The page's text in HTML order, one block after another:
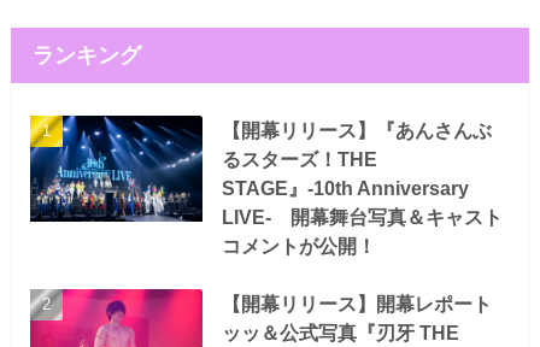
ランキング
【開幕リリース】『あんさんぶ
るスターズ！THE
STAGE』-10th Anniversary
LIVE- 開幕舞台写真＆キャスト
コメントが公開！
【開幕リリース】開幕レポート
ッッ＆公式写真『刃牙 THE